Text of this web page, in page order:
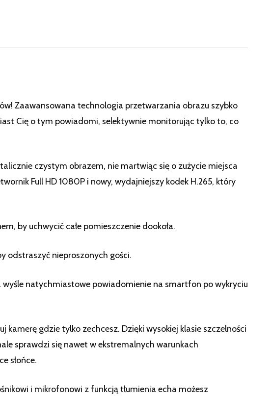
Zaawansowana technologia przetwarzania obrazu szybko
Cię o tym powiadomi, selektywnie monitorując tylko to, co
czystym obrazem, nie martwiąc się o zużycie miejsca
Full HD 1080P i nowy, wydajniejszy kodek H.265, który
by uchwycić całe pomieszczenie dookoła.
odstraszyć nieproszonych gości.
wyśle natychmiastowe powiadomienie na smartfon po wykryciu
kamerę gdzie tylko zechcesz. Dzięki wysokiej klasie szczelności
sprawdzi się nawet w ekstremalnych warunkach
słońce.
i mikrofonowi z funkcją tłumienia echa możesz